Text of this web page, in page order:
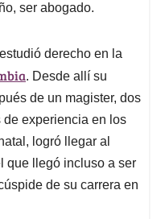
ser abogado.
derecho en la
. Desde allí su
de un magister, dos
experiencia en los
logró llegar al
que llegó incluso a ser
de su carrera en